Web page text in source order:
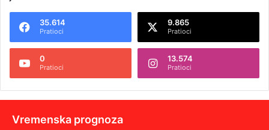
35.614
Pratioci
9.865
Pratioci
0
Pratioci
13.574
Pratioci
Vremenska prognoza